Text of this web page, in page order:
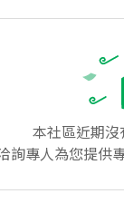
本社區近期
詢專人為您提供